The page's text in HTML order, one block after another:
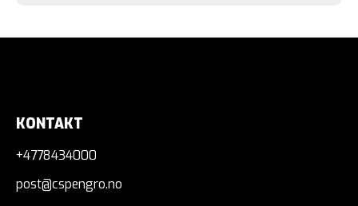
KONTAKT
+4778434000
post@cspengro.no